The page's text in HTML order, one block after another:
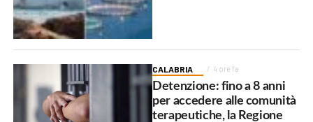
CALABRIA 4 ore fa
Detenzione: fino a 8 anni
per accedere alle comunità
terapeutiche, la Regione